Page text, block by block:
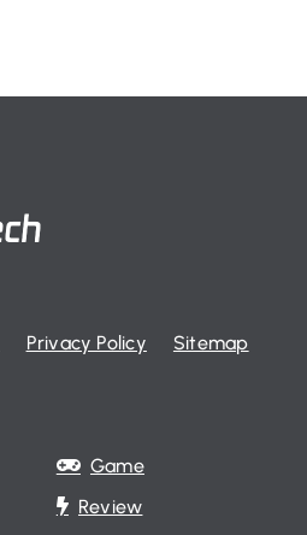
Privacy Policy
Sitemap
Game
Review